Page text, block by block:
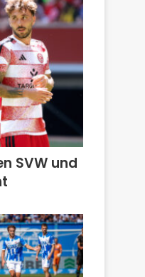
SVW und